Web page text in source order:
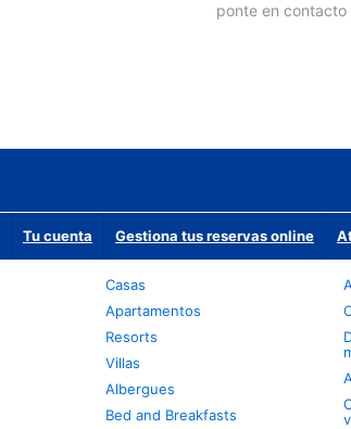
ponte en contacto
Tu cuenta Gestiona tus reservas online
Casas
Apartamentos
Resorts
Villas
Albergues
Bed and Breakfasts